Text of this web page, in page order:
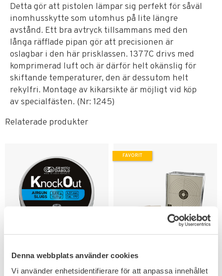
Denna webbplats använder cookies
Vi använder enhetsidentifierare för att anpassa innehållet
Detta gör att pistolen lämpar sig perfekt för såväl
inomhusskytte som utomhus på lite längre
avstånd. Ett bra avtryck tillsammans med den
långa räfflade pipan gör att precisionen är
oslagbar i den här prisklassen. 1377C drivs med
komprimerad luft och är därför helt okänslig för
skiftande temperaturer, den är dessutom helt
rekylfri. Montage av kikarsikte är möjligt vid köp
av specialfästen. (Nr: 1245)
Relaterade produkter
JSB KO Slugs Luftgevär
Ammunition 4,5mm
Hatsan Kulfång High
Power Metall
FAVORIT